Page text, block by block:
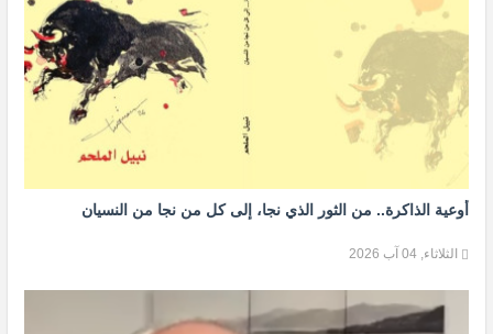
أوعية الذاكرة.. من الثور الذي نجا، إلى كل من نجا من النسيان
الثلاثاء, 04 آب 2026